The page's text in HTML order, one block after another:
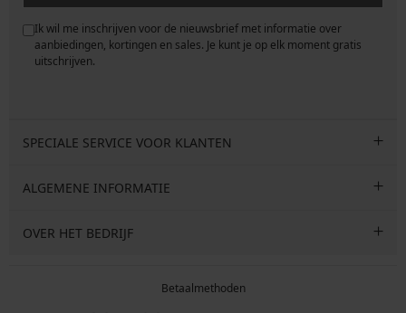
Ik wil me inschrijven voor de nieuwsbrief met informatie over
aanbiedingen, kortingen en sales. Je kunt je op elk moment gratis
uitschrijven.
SPECIALE SERVICE VOOR KLANTEN
ALGEMENE INFORMATIE
OVER HET BEDRIJF
Betaalmethoden